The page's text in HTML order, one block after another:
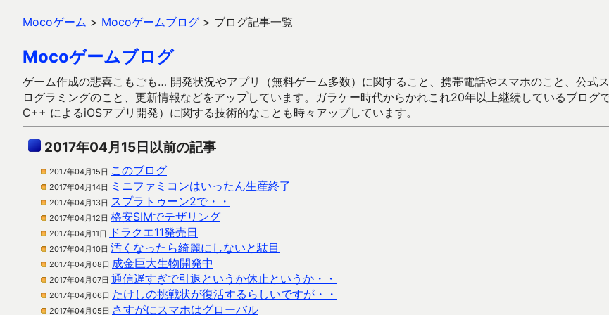
Mocoゲーム > Mocoゲームブログ > ブログ記事一覧
Mocoゲームブログ
ゲーム作成の悲喜こもごも… 開発状況やアプリ（無料ゲーム多数）に関すること、携帯電話やスマホのこと、公
ログラミングのこと、更新情報などをアップしています。ガラケー時代からかれこれ20年以上継続しているブロ
C++ によるiOSアプリ開発）に関する技術的なことも時々アップしています。
2017年04月15日以前の記事
2017年04月15日 このブログ
2017年04月14日 ミニファミコンはいったん生産終了
2017年04月13日 スプラトゥーン2で・・
2017年04月12日 格安SIMでテザリング
2017年04月11日 ドラクエ11発売日
2017年04月10日 汚くなったら綺麗にしないと駄目
2017年04月08日 成金巨大生物開発中
2017年04月07日 通信遅すぎで引退というか休止というか・・
2017年04月06日 たけしの挑戦状が復活するらしいですが・・
2017年04月05日 さすがにスマホはグローバル